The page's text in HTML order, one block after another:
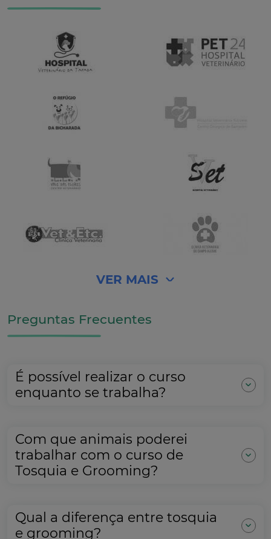
VER MAIS
Preguntas Frecuentes
É possível realizar o curso
enquanto se trabalha?
Com que animais poderei
trabalhar com o curso de
Tosquia e Grooming?
Qual a diferença entre tosquia
e grooming?